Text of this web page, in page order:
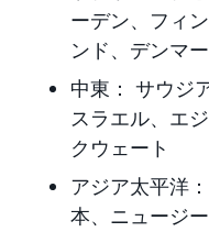
ーデン、フィ
ンド、デンマ
中東： サウジ
スラエル、エ
クウェート
アジア太平洋：
本、ニュージ